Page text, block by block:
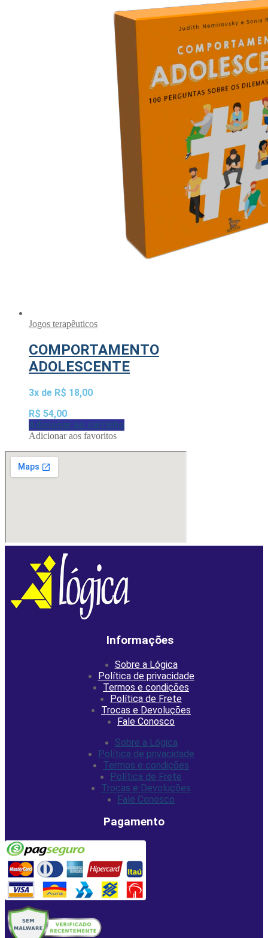
Jogos terapêuticos
COMPORTAMENTO
ADOLESCENTE
3x de R$ 18,00
R$ 54,00
Adicionar ao carrinho
Adicionar aos favoritos
Informações
Sobre a Lógica
Política de privacidade
Termos e condições
Política de Frete
Trocas e Devoluções
Fale Conosco
Sobre a Lógica
Política de privacidade
Termos e condições
Política de Frete
Trocas e Devoluções
Fale Conosco
Pagamento